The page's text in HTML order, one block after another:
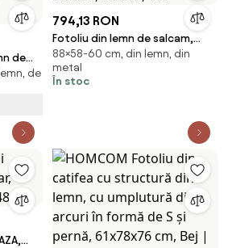
de
de
794,13 RON
Fotoliu din lemn de salcam,
Noemi, Yes
88×58-60 cm, din lemn, din
metal
În stoc